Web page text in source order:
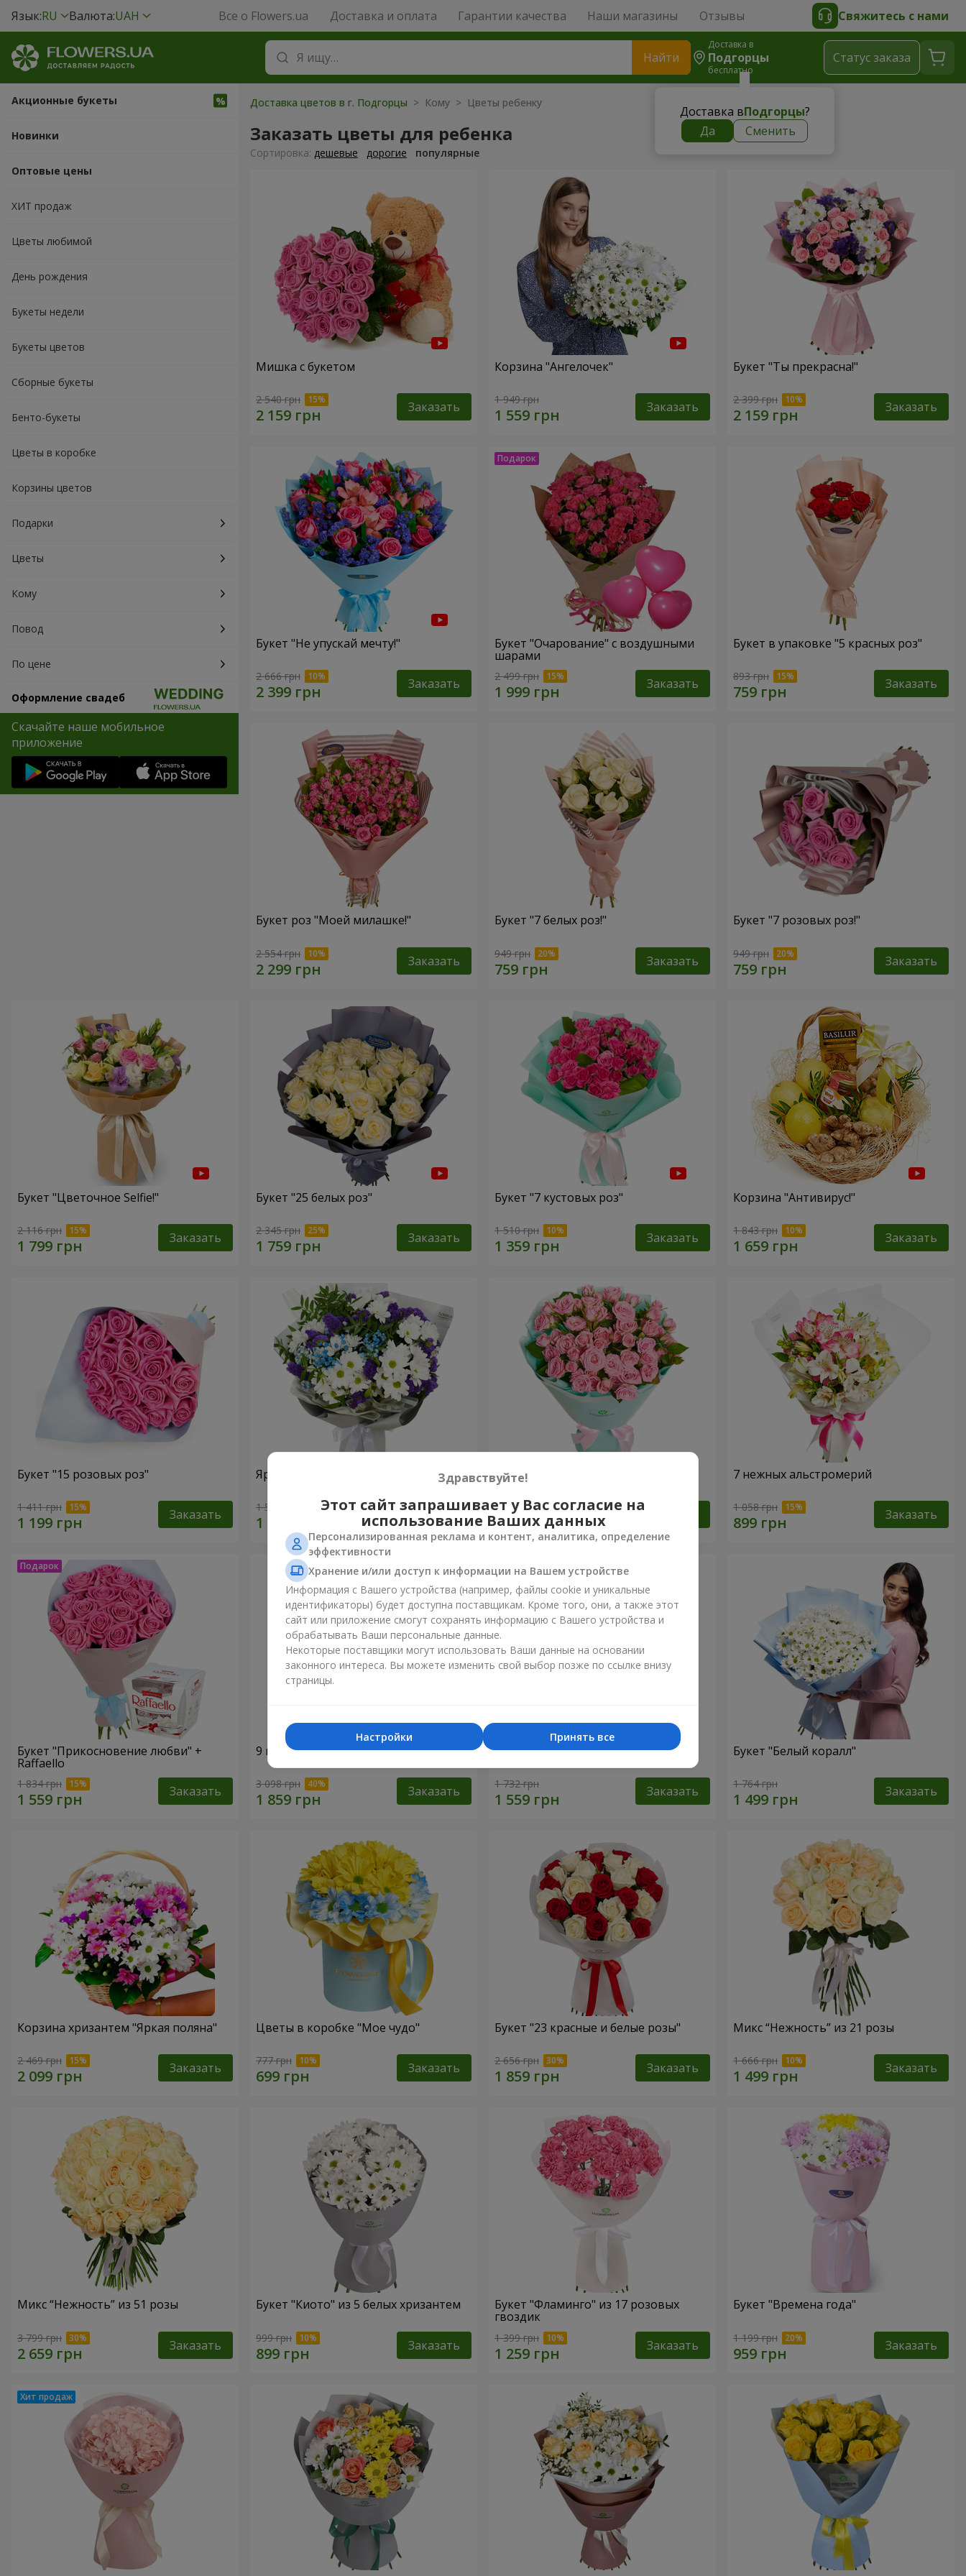
Язык:RU Валюта:UAH Все о Flowers.ua Доставка и оплата Гарантии качества Наши магазины Отзывы Свяжитесь с нами
Найти
Доставка в
Подгорцы
бесплатно
Доставка вПодгорцы?
Да
Сменить
Cтатус заказа
Акционные букеты
Новинки
Оптовые цены
ХИТ продаж
Цветы любимой
День рождения
Букеты недели
Букеты цветов
Сборные букеты
Бенто-букеты
Цветы в коробке
Корзины цветов
Подарки
Цветы
Кому
Повод
По цене
Оформление свадеб
Скачайте наше мобильное
приложение
Доставка цветов в г. Подгорцы > Кому > Цветы ребенку
Заказать цветы для ребенка
Cортировка: дешевые дорогие популярные
Мишка с букетом
2 540 грн Заказать
Корзина "Ангелочек"
1 949 грн Заказать
Букет "Ты прекрасна!"
2 399 грн Заказать
Букет "Не упускай мечту!"
2 666 грн Заказать
Букет "Очарование" с воздушными
шарами
2 499 грн Заказать
Букет в упаковке "5 красных роз"
893 грн Заказать
Букет роз "Моей милашке!"
2 554 грн Заказать
Букет "7 белых роз!"
949 грн Заказать
Букет "7 розовых роз!"
949 грн Заказать
Букет "Цветочное Selfie!"
2 116 грн Заказать
Букет "25 белых роз"
2 345 грн Заказать
Букет "7 кустовых роз"
1 510 грн Заказать
Корзина "Антивирус!"
1 843 грн Заказать
Букет "15 розовых роз"
1 411 грн Заказать
Яркий букет на День рождения
1 510 грн Заказать
Букет кустовых роз
1 777 грн
7 нежных альстромерий
1 058 грн Заказать
Букет "Прикосновение любви" +
Raffaello
1 834 грн Заказать
9 веток фиолетовой эустомы
3 098 грн Заказать
Букет "Радуга эмоций"
1 732 грн Заказать
Букет "Белый коралл"
1 764 грн Заказать
Корзина хризантем "Яркая поляна"
2 469 грн Заказать
Цветы в коробке "Мое чудо"
777 грн Заказать
Букет "23 красные и белые розы"
2 656 грн Заказать
Микс “Нежность” из 21 розы
1 666 грн Заказать
Микс “Нежность” из 51 розы
3 799 грн Заказать
Букет "Киото" из 5 белых хризантем
999 грн Заказать
Букет "Фламинго" из 17 розовых
гвоздик
1 399 грн Заказать
Букет "Времена года"
1 199 грн Заказать
Здравствуйте!
Этот сайт запрашивает у Вас согласие на
использование Ваших данных
Персонализированная реклама и контент, аналитика, определение
эффективности
Хранение и/или доступ к информации на Вашем устройстве
Информация с Вашего устройства (например, файлы cookie и уникальные
идентификаторы) будет доступна поставщикам. Кроме того, они, а также этот
сайт или приложение смогут сохранять информацию с Вашего устройства и
обрабатывать Ваши персональные данные.
Некоторые поставщики могут использовать Ваши данные на основании
законного интереса. Вы можете изменить свой выбор позже по ссылке внизу
страницы.
Принять все
Настройки